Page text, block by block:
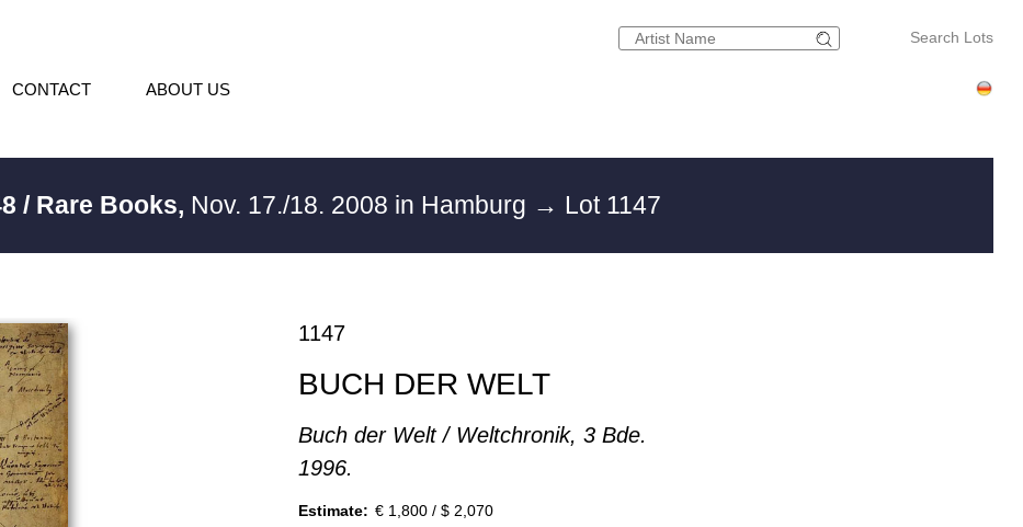
Search Lots
CONTACT ABOUT US
/ Rare Books, Nov. 17./18. 2008 in Hamburg → Lot 1147
1147
BUCH DER WELT
Buch der Welt / Weltchronik, 3 Bde.
1996.
Estimate: € 1,800 / $ 2,070